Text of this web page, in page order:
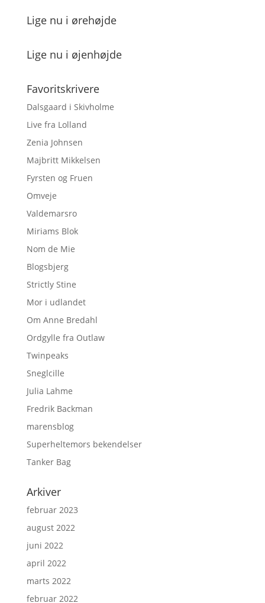
Lige nu i ørehøjde
Lige nu i øjenhøjde
Favoritskrivere
Dalsgaard i Skivholme
Live fra Lolland
Zenia Johnsen
Majbritt Mikkelsen
Fyrsten og Fruen
Omveje
Valdemarsro
Miriams Blok
Nom de Mie
Blogsbjerg
Strictly Stine
Mor i udlandet
Om Anne Bredahl
Ordgylle fra Outlaw
Twinpeaks
Sneglcille
Julia Lahme
Fredrik Backman
marensblog
Superheltemors bekendelser
Tanker Bag
Arkiver
februar 2023
august 2022
juni 2022
april 2022
marts 2022
februar 2022